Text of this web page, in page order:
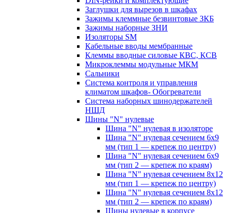
Заглушки для вырезов в шкафах
Зажимы клеммные безвинтовые ЗКБ
Зажимы наборные ЗНИ
Изоляторы SM
Кабельные вводы мембранные
Клеммы вводные силовые КВС, КСВ
Микроклеммы модульные МКМ
Сальники
Система контроля и управления
климатом шкафов- Обогреватели
Система наборных шинодержателей
НШД
Шины "N" нулевые
Шина "N" нулевая в изоляторе
Шина "N" нулевая сечением 6х9
мм (тип 1 — крепеж по центру)
Шина "N" нулевая сечением 6х9
мм (тип 2 — крепеж по краям)
Шина "N" нулевая сечением 8х12
мм (тип 1 — крепеж по центру)
Шина "N" нулевая сечением 8х12
мм (тип 2 — крепеж по краям)
Шины нулевые в корпусе